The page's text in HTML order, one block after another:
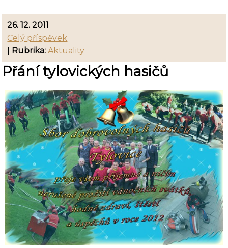
26. 12. 2011
Celý příspěvek
Rubrika: Aktuality
Přání tylovických hasičů